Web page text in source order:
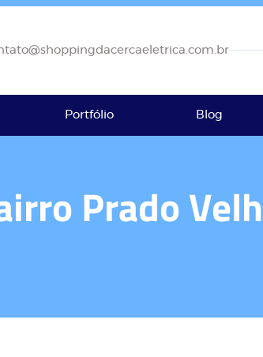
Portfólio Blog
Prado